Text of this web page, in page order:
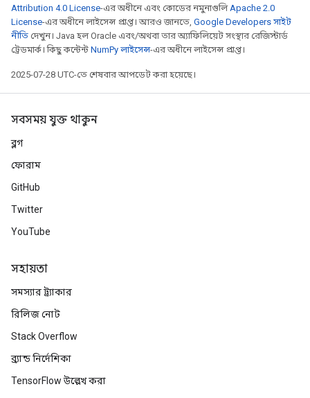
Attribution 4.0 License-এর অধীনে এবং কোডের নমুনাগুলিApache 2.0
License-এর অধীনে লাইসেন্স প্রাপ্ত। আরও জানতে, Google Developers সাইট
নীতি দেখুন। Java হল Oracle এবং/অথবা তার অ্যাফিলিয়েট সংস্থার রেজিস্টার্ড
ট্রেডমার্ক। কিছু কন্টেন্ট NumPy লাইসেন্স-এর অধীনে লাইসেন্স প্রাপ্ত।
2025-07-28 UTC-তে শেষবার আপডেট করা হয়েছে।
সবসময় যুক্ত থাকুন
ব্লগ
ফোরাম
GitHub
Twitter
YouTube
সহায়তা
সমস্যার ট্র্যাকার
রিলিজ নোট
Stack Overflow
ব্র্যান্ড নির্দেশিকা
TensorFlow উল্লেখ করা